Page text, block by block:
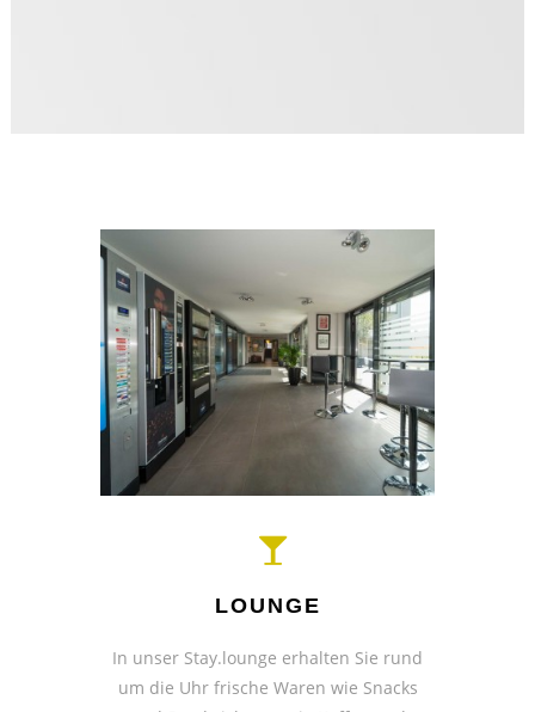
LOUNGE
In unser Stay.lounge erhalten Sie rund
um die Uhr frische Waren wie Snacks